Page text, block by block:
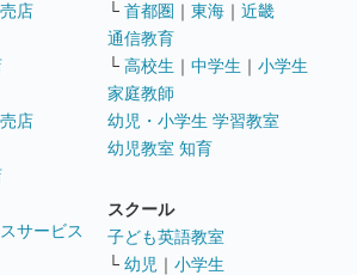
店
店
サービス
└ 首都圏 ｜ 東海 ｜ 近畿
通信教育
└ 高校生 ｜ 中学生 ｜ 小学生
家庭教師
幼児・小学生 学習教室
幼児教室 知育
スクール
子ども英語教室
└ 幼児 ｜ 小学生